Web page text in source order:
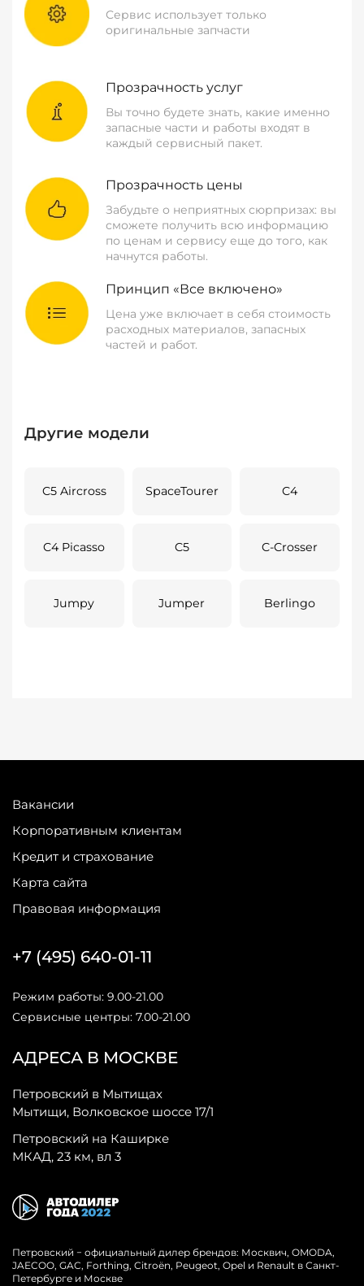
Сервис использует только
оригинальные запчасти
Прозрачность услуг
Вы точно будете знать, какие именно
запасные части и работы входят в
каждый сервисный пакет.
Прозрачность цены
Забудьте о неприятных сюрпризах: вы
сможете получить всю информацию
по ценам и сервису еще до того, как
начнутся работы.
Принцип «Все включено»
Цена уже включает в себя стоимость
расходных материалов, запасных
частей и работ.
Другие модели
C5 Aircross SpaceTourer C4
C4 Picasso C5 C-Crosser
Jumpy Jumper Berlingo
Вакансии
Корпоративным клиентам
Кредит и страхование
Карта сайта
Правовая информация
АДРЕСА В МОСКВЕ
Петровский в Мытищах
Мытищи, Волковское шоссе 17/1
Петровский на Каширке
МКАД, 23 км, вл 3
+7 (495) 640-01-11
Режим работы: 9.00-21.00
Сервисные центры: 7.00-21.00
Петровский − официальный дилер брендов: Москвич, OMODA,
JAECOO, GAC, Forthing, Citroёn, Peugeot, Opel и Renault в Санкт-
Петербурге и Москве